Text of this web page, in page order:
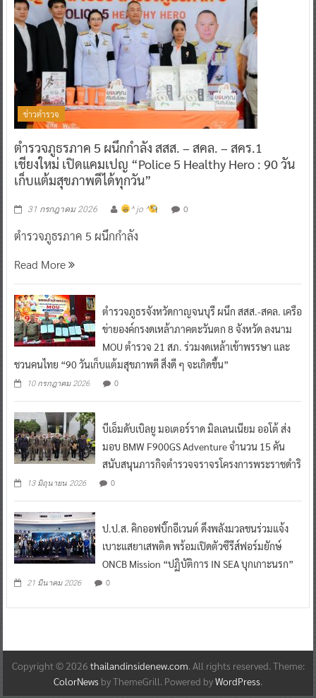
ข่าวตำรวจ
ตำรวจภูธรภาค 5 ผนึกกำลัง สสส. – สคล. – สคร.1
เชียงใหม่ เปิดแคมเปญ “Police 5 Healthy Hero : 90 วัน
เก็บแต้มสุขภาพดีได้ทุกวัน”
31 กรกฎาคม 2026 ^ jo ^ 0
ตำรวจภูธรภาค 5 ผนึกกำลัง
Read More
ตำรวจภูธรจังหวัดกาญจนบุรี ผนึก สสส.-สคล. เครือ
ข่ายองค์กรงดเหล้าภาคตะวันตก 8 จังหวัด ลงนาม
MOU ตำรวจ 21 สภ. ร่วมงดเหล้าเข้าพรรษา และ
ชวนคนไทย “90 วันเก็บแต้มสุขภาพดี สิ่งดี ๆ จะเกิดขึ้น”
10 กรกฎาคม 2026 0
บีเอ็มดับเบิลยู มอเตอร์ราด มิลเลนเนียม ออโต้ ส่ง
มอบ BMW F900GS Adventure จำนวน 15 คัน
สนับสนุนภารกิจตำรวจจราจรโครงการพระราชดำริ
13 มิถุนายน 2026 0
ป.ป.ส. คิกออฟบิ๊กอีเวนต์ ดึงพลังมวลชนร่วมแจ้ง
เบาะแสยาเสพติด พร้อมเปิดตัวซีรีส์ฟอร์มยักษ์
ONCB Mission “ปฏิบัติการ IN SEA บุกเกาะนรก”
21 มีนาคม 2026 0
Copyright © 2026 thailandinsidenew.com. All rights reserved. Theme:
ColorNews by ThemeGrill. Powered byWordPress.